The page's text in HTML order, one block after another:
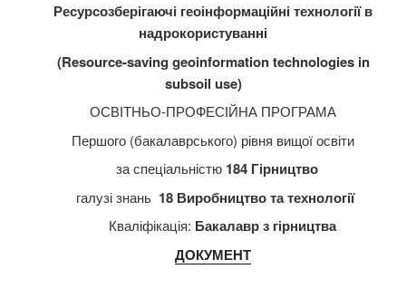
Ресурсозберігаючі геоінформаційні технології в
надрокористуванні
(Resource-saving geoinformationtechnologies in
subsoil use)
ОСВІТНЬО-ПРОФЕСІЙНА ПРОГРАМА
Першого (бакалаврського) рівня вищої освіти
за спеціальністю 184 Гірництво
галузі знань 18 Виробництво та технології
Кваліфікація: Бакалавр з гірництва
ДОКУМЕНТ